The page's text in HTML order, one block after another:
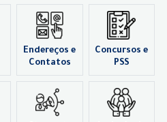
Endereços e
Contatos
Concursos e
PSS